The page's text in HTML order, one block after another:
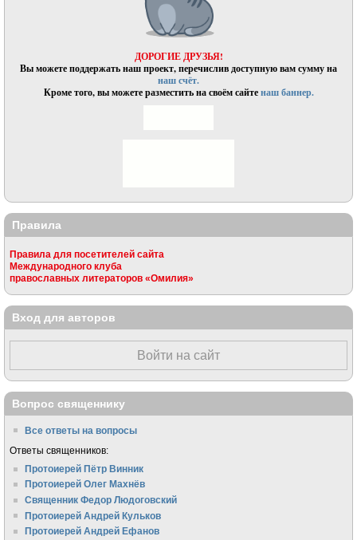
ДОРОГИЕ ДРУЗЬЯ!
Вы можете поддержать наш проект, перечислив доступную вам сумму на
наш счёт.
Кроме того, вы можете разместить на своём сайтенаш баннер.
Правила
Правила для посетителей сайта
Международного клуба
православных литераторов «Омилия»
Вход для авторов
Войти на сайт
Вопрос священнику
Все ответы на вопросы
Ответы священников:
Протоиерей Пётр Винник
Протоиерей Олег Махнёв
Священник Федор Людоговский
Протоиерей Андрей Кульков
Протоиерей Андрей Ефанов